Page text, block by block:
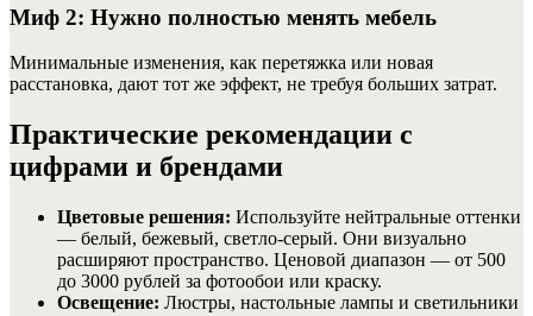
Миф 2: Нужно полностью менять мебель
Минимальные изменения, как перетяжка или новая
расстановка, дают тот же эффект, не требуя больших затрат.
Практические рекомендации с
цифрами и брендами
Цветовые решения: Используйте нейтральные оттенки
— белый, бежевый, светло-серый. Они визуально
расширяют пространство. Ценовой диапазон — от 500
до 3000 рублей за фотообои или краску.
Освещение: Люстры, настольные лампы и светильники